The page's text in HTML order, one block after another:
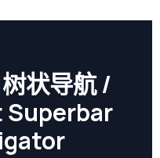
状导航 /